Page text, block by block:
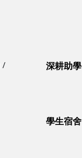
深耕助學
學生宿舍